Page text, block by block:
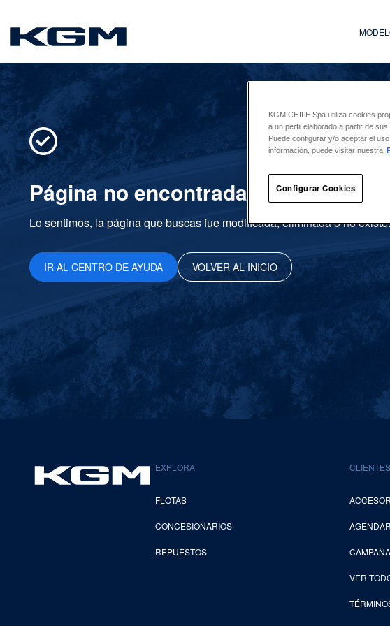
SsangYong
Página no encontrada
Lo sentimos, la página que buscas fue modificada, eliminada o no existe.
IR AL CENTRO DE AYUDA VOLVER AL INICIO
EXPLORA
FLOTAS
CONCESIONARIOS
REPUESTOS
CLIENTES
VER
KGM CHILE Spa utiliza cookies
a un perfil elaborado a partir de
Puede configurar y/o aceptar el
información, puede visitar nuestra
Configurar Cookies